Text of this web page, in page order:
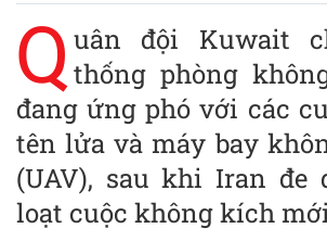
Q uân đội Kuwait
thống phòng
đang ứng phó với các
tên lửa và máy bay
(UAV), sau khi Iran đe
loạt cuộc không kích